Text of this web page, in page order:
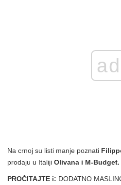
ad
Na crnoj su listi manje poznati
prodaju u Italiji Olivana i M-Budget.
PROČITAJTE i: DODATNO